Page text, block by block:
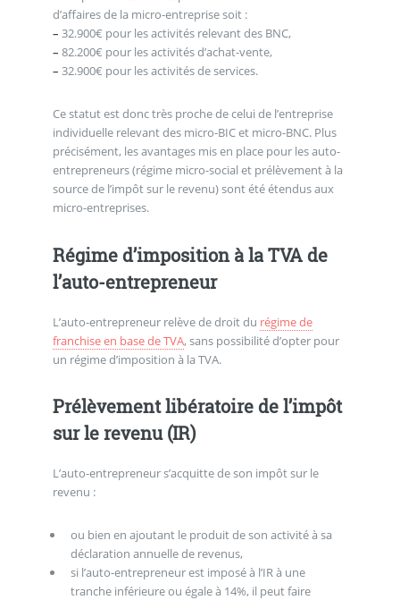
d’affaires de la micro-entreprise soit :
– 32.900€ pour les activités relevant des BNC,
– 82.200€ pour les activités d’achat-vente,
– 32.900€ pour les activités de services.
Ce statut est donc très proche de celui de l’entreprise
individuelle relevant des micro-BIC et micro-BNC. Plus
précisément, les avantages mis en place pour les auto-
entrepreneurs (régime micro-social et prélèvement à la
source de l’impôt sur le revenu) sont été étendus aux
micro-entreprises.
Régime d’imposition à la TVA de
l’auto-entrepreneur
L’auto-entrepreneur relève de droit du régime de
franchise en base de TVA, sans possibilité d’opter pour
un régime d’imposition à la TVA.
Prélèvement libératoire de l’impôt
sur le revenu (IR)
L’auto-entrepreneur s’acquitte de son impôt sur le
revenu :
ou bien en ajoutant le produit de son activité à sa
déclaration annuelle de revenus,
si l’auto-entrepreneur est imposé à l’IR à une
tranche inférieure ou égale à 14%, il peut faire